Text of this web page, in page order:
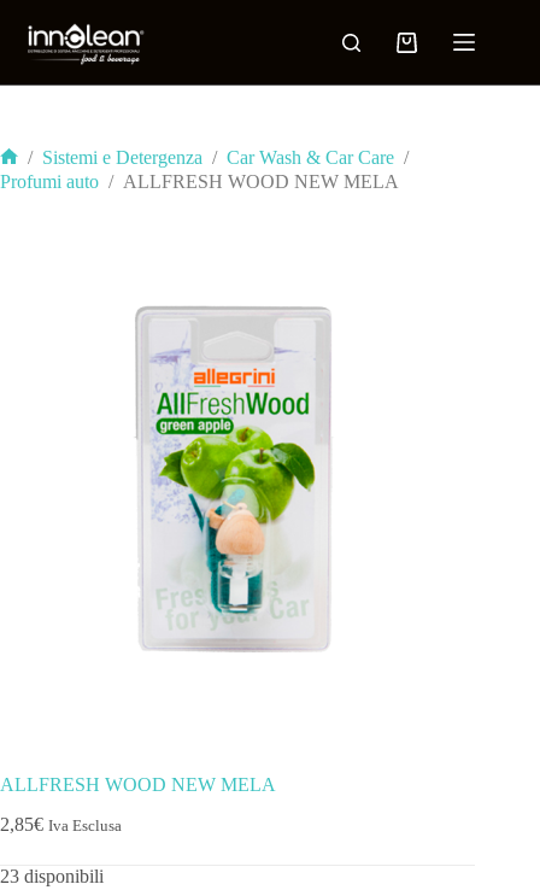
/ Sistemi e Detergenza / Car Wash & Car Care /
Profumi auto / ALLFRESH WOOD NEW MELA
ALLFRESH WOOD NEW MELA
2,85€ Iva Esclusa
23 disponibili